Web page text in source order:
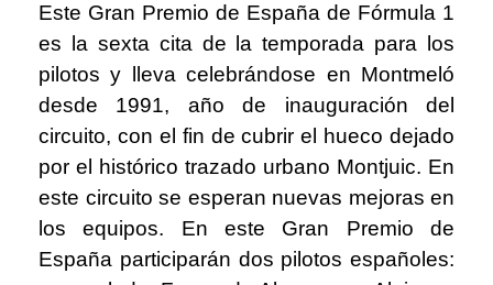
Este Gran Premio de España de Fórmula 1
es la sexta cita de la temporada para los
pilotos y lleva celebrándose en Montmeló
desde 1991, año de inauguración del
circuito, con el fin de cubrir el hueco dejado
por el histórico trazado urbano Montjuic. En
este circuito se esperan nuevas mejoras en
los equipos. En este Gran Premio de
España participarán dos pilotos españoles: